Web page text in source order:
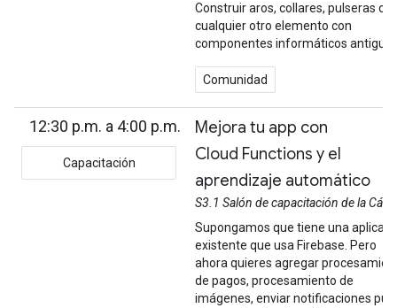
Construir aros, collares, pulseras o
cualquier otro elemento con
componentes informáticos
Comunidad
12:30 p.m. a 4:00 p.m.
Capacitación
Mejora tu app con
Cloud Functions y el
aprendizaje automático
S3.1 Salón de capacitación de la
Supongamos que tiene una
existente que usa Firebase. Pero
ahora quieres agregar
de pagos, procesamiento de
imágenes, enviar notificaciones